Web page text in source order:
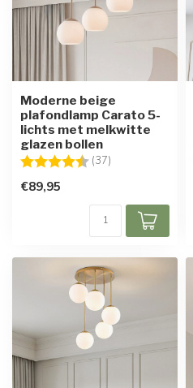
Moderne beige
plafondlamp Carato 5-
lichts met melkwitte
glazen bollen
Beoordeling: (37)
€89,95